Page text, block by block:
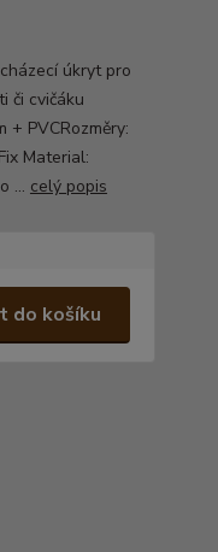
úkryt pro
či cvičáku
PVCRozměry:
Material:
... celý popis
do košíku